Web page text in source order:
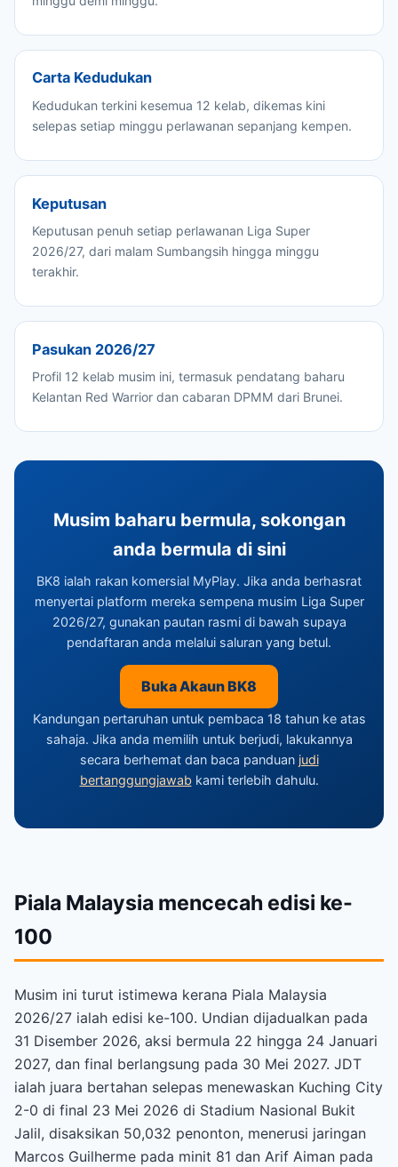
Carta Kedudukan
Kedudukan terkini kesemua 12 kelab, dikemas kini
selepas setiap minggu perlawanan sepanjang kempen.
Keputusan
Keputusan penuh setiap perlawanan Liga Super
2026/27, dari malam Sumbangsih hingga minggu
terakhir.
Pasukan 2026/27
Profil 12 kelab musim ini, termasuk pendatang baharu
Kelantan Red Warrior dan cabaran DPMM dari Brunei.
Musim baharu bermula, sokongan
anda bermula di sini
BK8 ialah rakan komersial MyPlay. Jika anda berhasrat
menyertai platform mereka sempena musim Liga Super
2026/27, gunakan pautan rasmi di bawah supaya
pendaftaran anda melalui saluran yang betul.
Buka Akaun BK8
Kandungan pertaruhan untuk pembaca 18 tahun ke atas
sahaja. Jika anda memilih untuk berjudi, lakukannya
secara berhemat dan baca panduan judi
bertanggungjawabkami terlebih dahulu.
Piala Malaysia mencecah edisi ke-
100
Musim ini turut istimewa kerana Piala Malaysia
2026/27 ialah edisi ke-100. Undian dijadualkan pada
31 Disember 2026, aksi bermula 22 hingga 24 Januari
2027, dan final berlangsung pada 30 Mei 2027. JDT
ialah juara bertahan selepas menewaskan Kuching City
2-0 di final 23 Mei 2026 di Stadium Nasional Bukit
Jalil, disaksikan 50,032 penonton, menerusi jaringan
Marcos Guilherme pada minit 81 dan Arif Aiman pada